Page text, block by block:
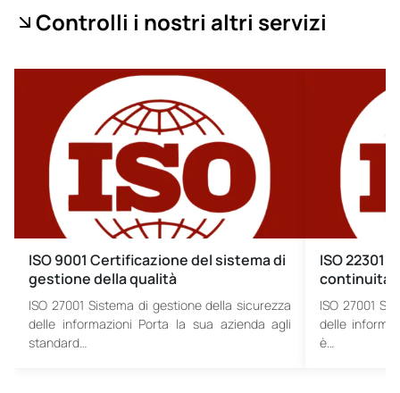
Controlli i nostri altri servizi
ISO 9001 Certificazione del sistema di
gestione della qualità
ISO 27001 Sistema di gestione della sicurezza
delle informazioni Porta la sua azienda agli
standard…
ISO 22301
continuità
ISO 27001
delle
è…